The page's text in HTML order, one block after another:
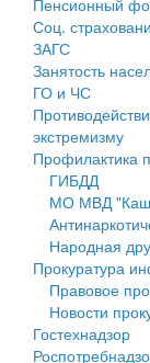
Персональные
Оценка
Деятельность
Нормативы
Правила
Генеральные
Проекты
Собрание
Соц.
ЗАГС
Занятость
ГО и ЧС
экстремизму
Профилактика
ГИБДД
МО МВД
Народная
Прокуратура
Правовое
Новости
Гостехнадзор